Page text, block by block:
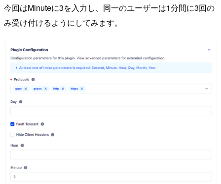
今回はMinuteに3を入力し、同一のユーザーは1分間に3回の
み受け付けるようにしてみます。